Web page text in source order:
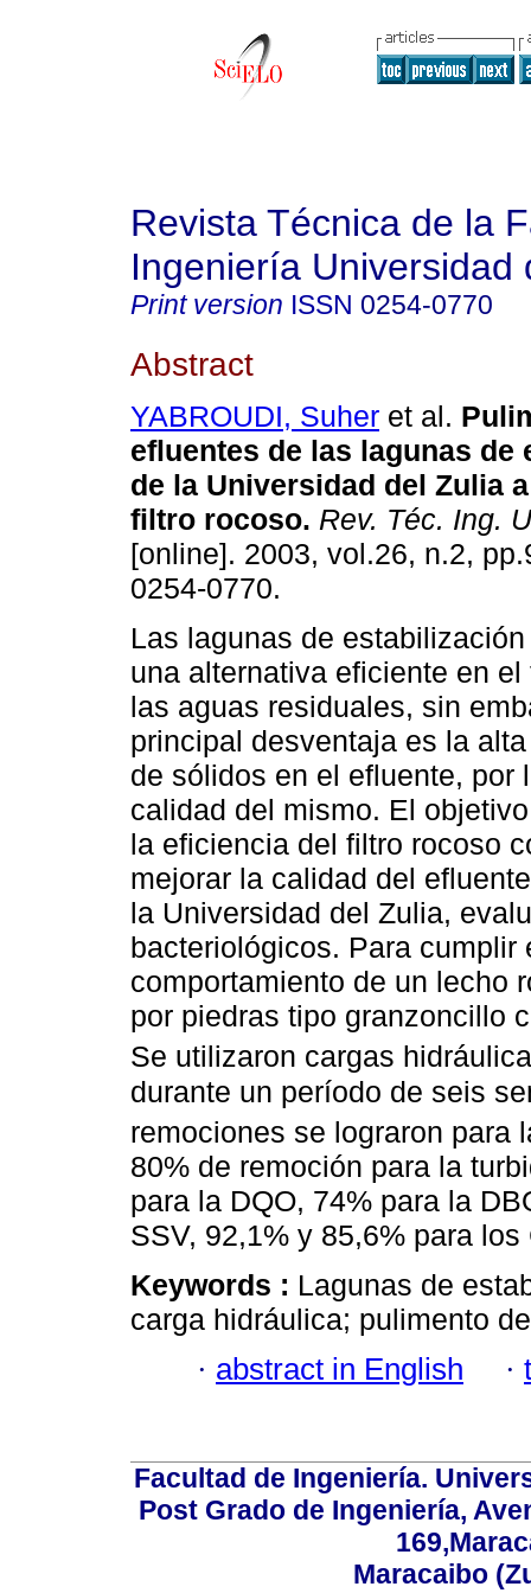
Revista Técnica de la
Ingeniería Universidad
Print version ISSN 0254-0770
Abstract
YABROUDI, Suher et al.
efluentes de las lagunas de
de la Universidad del Zulia
filtro rocoso. Rev. Téc. Ing.
[online]. 2003, vol.26, n.2,
0254-0770.
Las lagunas de
una alternativa eficiente en
las aguas residuales, sin
principal desventaja es la
de sólidos en el efluente, por
calidad del mismo. El
la eficiencia del filtro rocoso
mejorar la calidad del
la Universidad del Zulia,
bacteriológicos. Para
comportamiento de un lecho
por piedras tipo granzoncillo
Se utilizaron cargas
durante un período de seis
remociones se lograron para
80% de remoción para la
para la DQO, 74% para la
SSV, 92,1% y 85,6% para
Keywords : Lagunas de
carga hidráulica; pulimento
· abstract in English ·
Facultad de Ingeniería.
Post Grado de Ingeniería,
Maracaibo